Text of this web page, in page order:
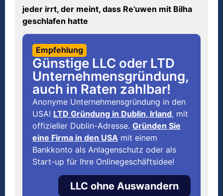
jeder irrt, der meint, dass Re’uwen mit Bilha
geschlafen hatte
Empfehlung
Günstige LLC oder LTD
Unternehmensgründung,
auch in Raten zahlbar!
Anonyme Unternehmensgründung in den
USA! LTD Gründung in Dublin, Irland, mit
offizieller Dublin-Adresse. Gründen Sie
eine Firma in den USA mit einem
Bankkonto als Anlagenschutz oder als
Start-up für Ihre Onlinegeschäftsidee!
LLC ohne Auswandern